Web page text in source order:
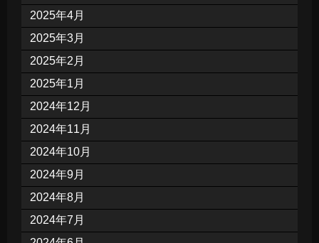
2025年4月
2025年3月
2025年2月
2025年1月
2024年12月
2024年11月
2024年10月
2024年9月
2024年8月
2024年7月